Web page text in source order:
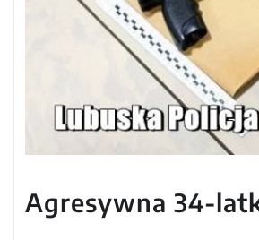
Agresywna 34-